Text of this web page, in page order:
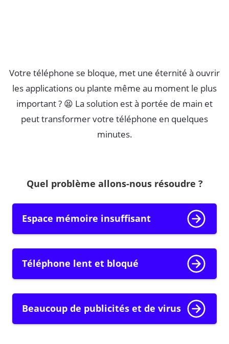
Votre téléphone se bloque, met une éternité à ouvrir
les applications ou plante même au moment le plus
important ? 😫 La solution est à portée de main et
peut transformer votre téléphone en quelques
minutes.
Quel problème allons-nous résoudre ?
Espace mémoire insuffisant
Téléphone lent et bloqué
Beaucoup de publicités et de virus